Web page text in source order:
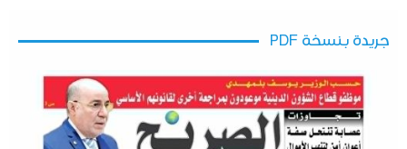
جريدة بنسخة PDF